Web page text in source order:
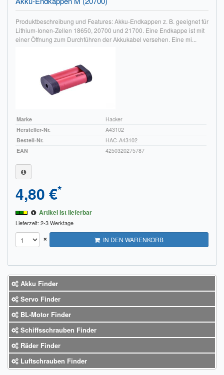
FAQ
Was wir bieten
Produktbeschreibung und Features: Akku-Endkappen z. B. geeignet für
Lithium-Ionen-Zellen 18650, 20700 und 21700. Eine Endkappe ist mit
einer Öffnung zum Durchführen der Akkukabel versehen. Eine mi...
Marke
Hacker
Hersteller-Nr.
A43102
Bestell-Nr.
HAC-A43102
EAN
4250320275787
4,80 €*
Artikel ist lieferbar
Lieferzeit: 2-3 Werktage
× IN DEN WARENKORB
Akku Finder
Servo Finder
BL-Motor Finder
Schiffsschrauben Finder
Räder Finder
Luftschrauben Finder